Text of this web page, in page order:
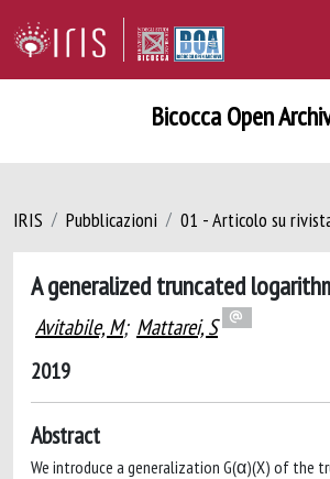
Bicocca Open
IRIS Pubblicazioni 01 - Articolo su
A generalized truncated
Avitabile, M; Mattarei, S
2019
Abstract
We introduce a generalization G(α)(X) of the